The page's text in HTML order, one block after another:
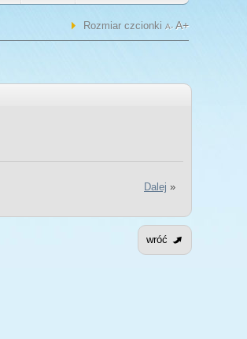
Rozmiar czcionki A-A+
Dalej »
wróć